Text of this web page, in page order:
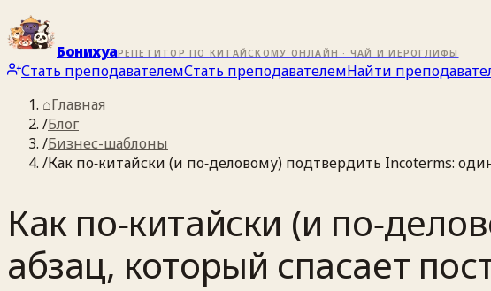
БонихуаРЕПЕТИТОР ПО КИТАЙСКОМУ ОНЛАЙН · ЧАЙ И ИЕРОГЛИФЫ
Стать преподавателемСтать преподавателемНайти
⌂Главная
/Блог
/Бизнес-шаблоны
/Как по‑китайски (и по‑деловому) подтвердить Incoterms:
Как по‑китайски (и
абзац, который спасает